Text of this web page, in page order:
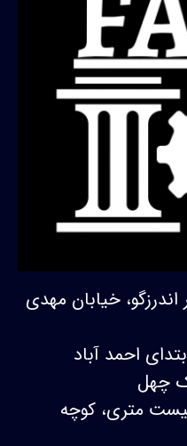
اندرزگو، خیابان مهدی
احمد آباد
چهل
بیست متری، کوچه